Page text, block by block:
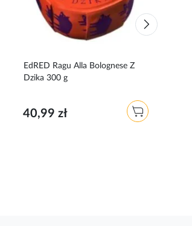
EdRED Ragu Alla Bolognese Z
Dzika 300 g
40,99 zł